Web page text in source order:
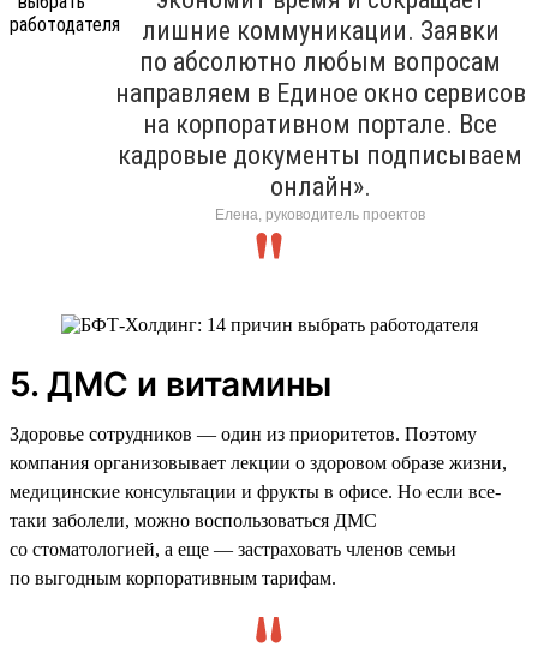
лишние коммуникации. Заявки
по абсолютно любым вопросам
направляем в Единое окно сервисов
на корпоративном портале. Все
кадровые документы подписываем
онлайн».
Елена, руководитель проектов
5. ДМС и витамины
Здоровье сотрудников — один из приоритетов. Поэтому
компания организовывает лекции о здоровом образе жизни,
медицинские консультации и фрукты в офисе. Но если все-
таки заболели, можно воспользоваться ДМС
со стоматологией, а еще — застраховать членов семьи
по выгодным корпоративным тарифам.